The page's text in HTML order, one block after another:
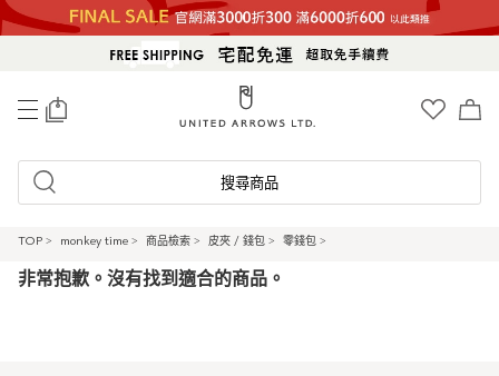
搜尋商品
TOP > monkey time > 商品檢索 > 皮夾 / 錢包 > 零錢包 >
非常抱歉。沒有找到適合的商品。